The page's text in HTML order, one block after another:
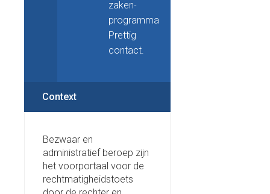
zaken-
programma
Prettig
contact.
Context
Bezwaar en
administratief beroep zijn
het voorportaal voor de
rechtmatigheidstoets